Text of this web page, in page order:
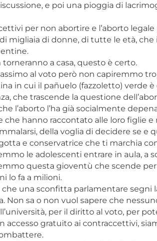
e poi una pioggia di
per non abortire e l’aborto
migliaia di donne, di tutte le età,
torneranno a casa, questo è certo.
al voto però non capiremmo
in cui il pañuelo (fazzoletto) verde
che trascende la questione
l’aborto l’ha già socialmente
che hanno raccontato alle loro figlie
della voglia di decidere se e
e conservatrice che ti marchia
le adolescenti entrare in aula, a
questa gioventù che scende
lo fa a milioni.
che una sconfitta parlamentare segni
Non sa o non vuol sapere che
per il diritto al voto, per
accesso gratuito ai contraccettivi,